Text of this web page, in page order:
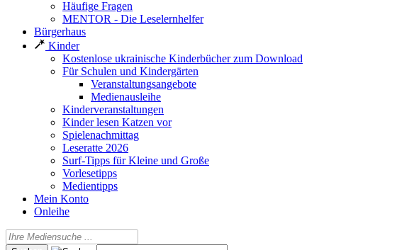
Häufige Fragen
MENTOR - Die Leselernhelfer
Bürgerhaus
Kinder
Kostenlose ukrainische Kinderbücher zum Download
Für Schulen und Kindergärten
Veranstaltungsangebote
Medienausleihe
Kinderveranstaltungen
Kinder lesen Katzen vor
Spielenachmittag
Leseratte 2026
Surf-Tipps für Kleine und Große
Vorlesetipps
Medientipps
Mein Konto
Onleihe